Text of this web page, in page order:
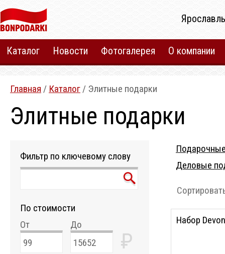
Каталог Новости Фотогалерея О компании
Главная / Каталог / Элитные подарки
Элитные подарки
Фильтр по ключевому слову
По стоимости
От
До
₽
Деловые
Набор